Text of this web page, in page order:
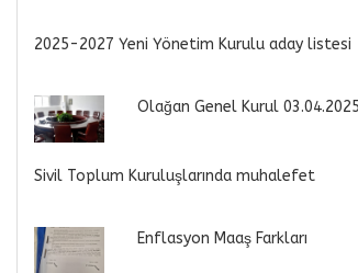
2025-2027 Yeni Yönetim Kurulu aday listesi
Olağan Genel Kurul 03.04.2025
Sivil Toplum Kuruluşlarında muhalefet
Enflasyon Maaş Farkları